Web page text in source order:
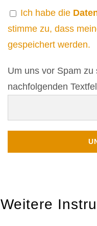
Ich habe die
stimme zu, dass
gespeichert werden.
Um uns vor Spam
nachfolgenden
Weitere